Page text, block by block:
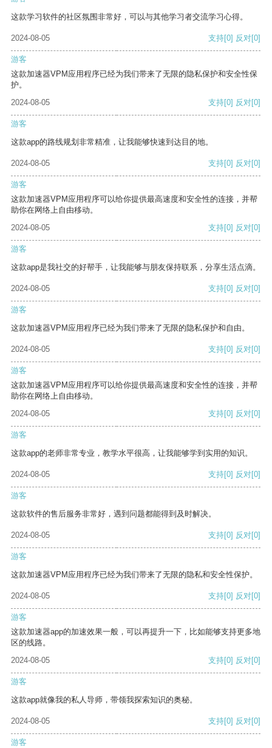
这款学习软件的社区氛围非常好，可以与其他学习者交流学习心得。
2024-08-05 支持[0] 反对[0]
游客
这款加速器VPM应用程序已经为我们带来了无限的隐私保护和安全性保
护。
2024-08-05
支持[0] 反对[0]
游客
这款app的路线规划非常精准，让我能够快速到达目的地。
2024-08-05 支持[0] 反对[0]
游客
这款加速器VPM应用程序可以给你提供最高速度和安全性的连接，并帮
助你在网络上自由移动。
2024-08-05
支持[0] 反对[0]
游客
这款app是我社交的好帮手，让我能够与朋友保持联系，分享生活点滴。
2024-08-05 支持[0] 反对[0]
游客
这款加速器VPM应用程序已经为我们带来了无限的隐私保护和自由。
2024-08-05 支持[0] 反对[0]
游客
这款加速器VPM应用程序可以给你提供最高速度和安全性的连接，并帮
助你在网络上自由移动。
2024-08-05
支持[0] 反对[0]
游客
这款app的老师非常专业，教学水平很高，让我能够学到实用的知识。
2024-08-05 支持[0] 反对[0]
游客
这款软件的售后服务非常好，遇到问题都能得到及时解决。
2024-08-05 支持[0] 反对[0]
游客
这款加速器VPM应用程序已经为我们带来了无限的隐私和安全性保护。
2024-08-05 支持[0] 反对[0]
游客
这款加速器app的加速效果一般，可以再提升一下，比如能够支持更多地
区的线路。
2024-08-05
支持[0] 反对[0]
游客
这款app就像我的私人导师，带领我探索知识的奥秘。
2024-08-05 支持[0] 反对[0]
游客